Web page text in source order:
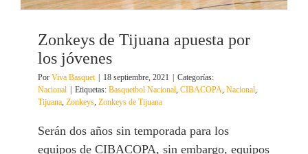
Zonkeys de Tijuana apuesta por
los jóvenes
Por Viva Basquet | 18 septiembre, 2021 | Categorías:
Nacional | Etiquetas: Basquetbol Nacional CIBACOPA Nacional
Tijuana Zonkeys Zonkeys de Tijuana
Serán dos años sin temporada para los
equipos de CIBACOPA, sin embargo, equipos